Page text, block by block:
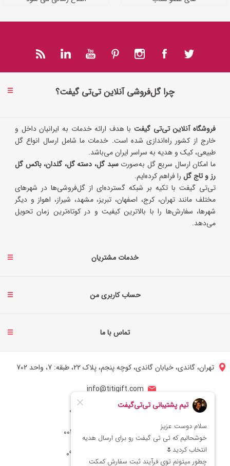
چرا گل‌فروشی آنلاین تی‌تی گیفت؟
فروشگاه آنلاین تی‌تی گیفتبا هدف ارائه خدمات به ایرانیان داخل و
خارج از کشور راه‌اندازی شده است. خدمات ما شامل ارسال انواع گل
طبیعی، کیک و هدیه به سراسر ایران می‌باشد.
ما امکان ارسال سریع گل به‌صورتسبد گل، دسته گل، گلدان، باکس گل
رز و تاج گل را فراهم کرده‌ایم.
تی‌تی گیفت با تکیه بر شبکه گسترده‌ای از گل‌فروشی‌ها در شهرهای
مختلف مانند تهران، کرج، اصفهان، تبریز، مشهد، شیراز، اهواز و دیگر
شهرها، سفارش‌ها را با بالاترین کیفیت و در کوتاه‌ترین زمان تحویل
می‌دهد.
خدمات مشتریان
حساب کاربری من
تماس با ما
تهران، گاندی، خیابان گاندی، کوچه پنجم، پلاک 22، طبقه: 7، واحد 702
info@titigift.com
شماره تماس ایران: 02166066403
شماره تماس آمریکا: 0014088054942